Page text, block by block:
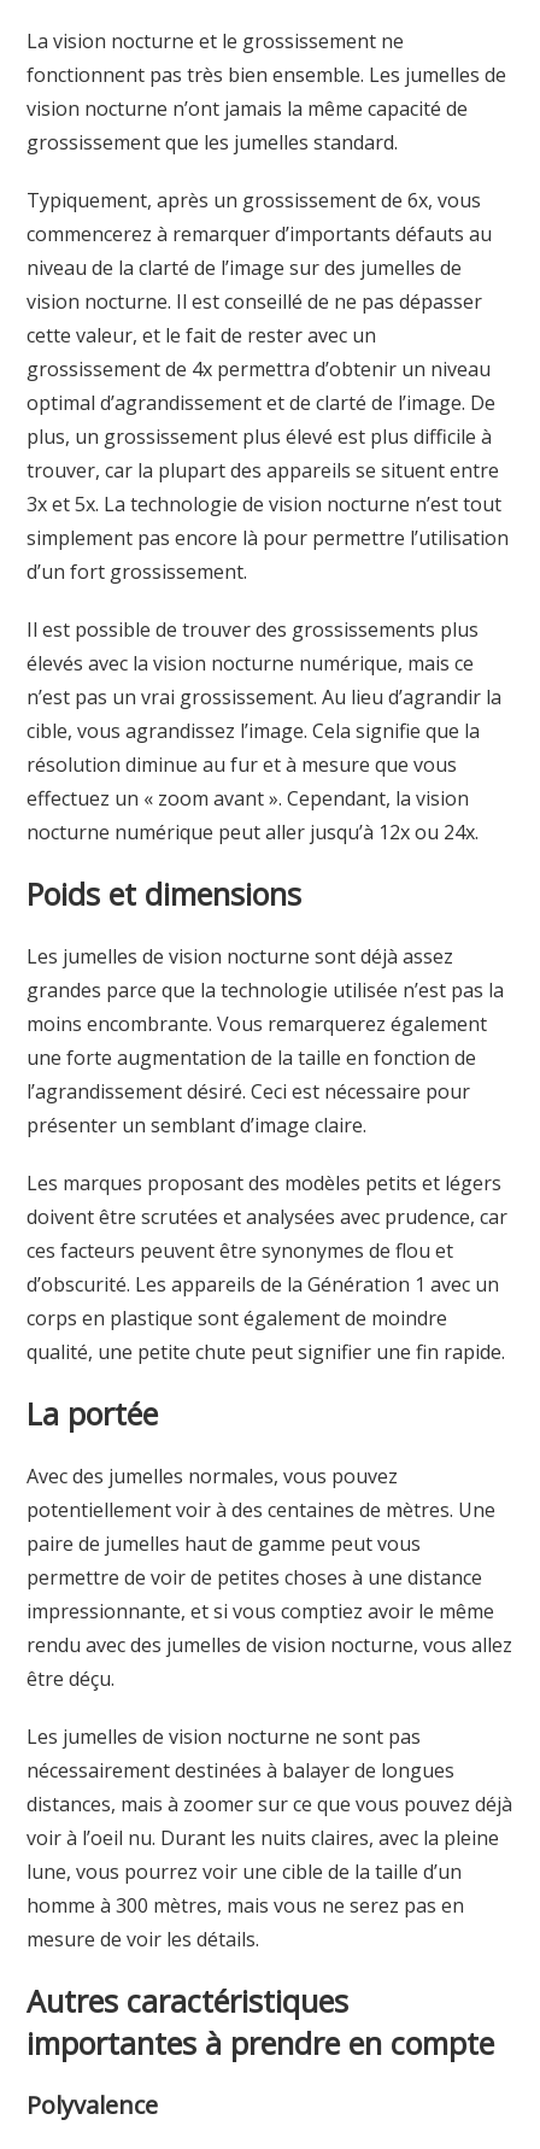
La vision nocturne et le grossissement ne
fonctionnent pas très bien ensemble. Les jumelles de
vision nocturne n’ont jamais la même capacité de
grossissement que les jumelles standard.
Typiquement, après un grossissement de 6x, vous
commencerez à remarquer d’importants défauts au
niveau de la clarté de l’image sur des jumelles de
vision nocturne. Il est conseillé de ne pas dépasser
cette valeur, et le fait de rester avec un
grossissement de 4x permettra d’obtenir un niveau
optimal d’agrandissement et de clarté de l’image. De
plus, un grossissement plus élevé est plus difficile à
trouver, car la plupart des appareils se situent entre
3x et 5x. La technologie de vision nocturne n’est tout
simplement pas encore là pour permettre l’utilisation
d’un fort grossissement.
Il est possible de trouver des grossissements plus
élevés avec la vision nocturne numérique, mais ce
n’est pas un vrai grossissement. Au lieu d’agrandir la
cible, vous agrandissez l’image. Cela signifie que la
résolution diminue au fur et à mesure que vous
effectuez un « zoom avant ». Cependant, la vision
nocturne numérique peut aller jusqu’à 12x ou 24x.
Poids et dimensions
Les jumelles de vision nocturne sont déjà assez
grandes parce que la technologie utilisée n’est pas la
moins encombrante. Vous remarquerez également
une forte augmentation de la taille en fonction de
l’agrandissement désiré. Ceci est nécessaire pour
présenter un semblant d’image claire.
Les marques proposant des modèles petits et légers
doivent être scrutées et analysées avec prudence, car
ces facteurs peuvent être synonymes de flou et
d’obscurité. Les appareils de la Génération 1 avec un
corps en plastique sont également de moindre
qualité, une petite chute peut signifier une fin rapide.
La portée
Avec des jumelles normales, vous pouvez
potentiellement voir à des centaines de mètres. Une
paire de jumelles haut de gamme peut vous
permettre de voir de petites choses à une distance
impressionnante, et si vous comptiez avoir le même
rendu avec des jumelles de vision nocturne, vous allez
être déçu.
Les jumelles de vision nocturne ne sont pas
nécessairement destinées à balayer de longues
distances, mais à zoomer sur ce que vous pouvez déjà
voir à l’oeil nu. Durant les nuits claires, avec la pleine
lune, vous pourrez voir une cible de la taille d’un
homme à 300 mètres, mais vous ne serez pas en
mesure de voir les détails.
Autres caractéristiques
importantes à prendre en compte
Polyvalence